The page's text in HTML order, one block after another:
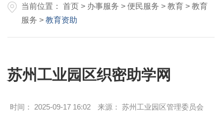
当前位置： 首页 > 办事服务 > 便民服务 > 教育 > 教育
服务 > 教育资助
苏州工业园区织密助学网
时间： 2025-09-17 16:02 来源： 苏州工业园区管理委员会